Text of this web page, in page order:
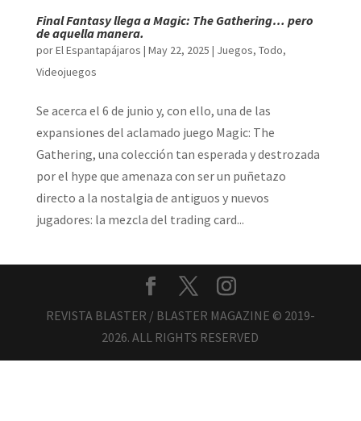
Final Fantasy llega a Magic: The Gathering… pero
de aquella manera.
porEl Espantapájaros | May 22, 2025 | Juegos, Todo,
Videojuegos
Se acerca el 6 de junio y, con ello, una de las
expansiones del aclamado juego Magic: The
Gathering, una colección tan esperada y destrozada
por el hype que amenaza con ser un puñetazo
directo a la nostalgia de antiguos y nuevos
jugadores: la mezcla del trading card...
REVISTA BLASTER / BLASTER MAGAZINE © 2019-
2026. ALL RIGHTS RESERVED